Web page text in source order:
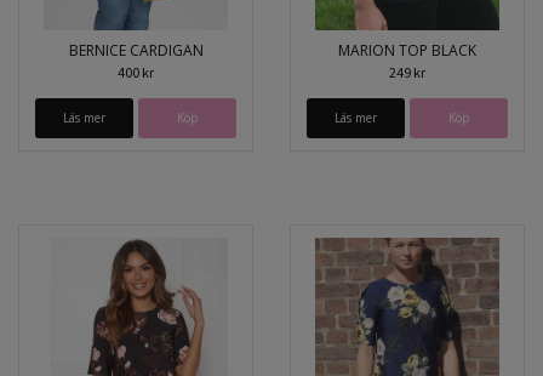
BERNICE CARDIGAN
400 kr
Läs mer Köp
MARION TOP BLACK
249 kr
Läs mer Köp